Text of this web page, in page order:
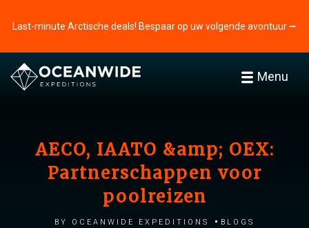
Last-minute Arctische deals! Bespaar op uw volgende avontuur ⭢
Menu
AECO, IAATO &amp; OEX:
Partnerschappen voor
poolreizen
by Oceanwide Expeditions Blogs